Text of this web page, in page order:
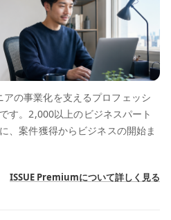
の事業化を支えるプロフェッシ
す。2,000以上のビジネスパート
、案件獲得からビジネスの開始ま
ISSUE Premiumについて詳しく見る